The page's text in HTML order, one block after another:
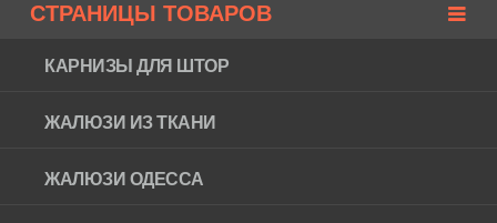
СТРАНИЦЫ ТОВАРОВ
КАРНИЗЫ ДЛЯ ШТОР
ЖАЛЮЗИ ИЗ ТКАНИ
ЖАЛЮЗИ ОДЕССА